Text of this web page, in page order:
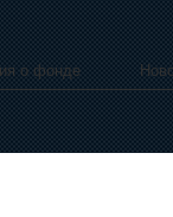
о фонде